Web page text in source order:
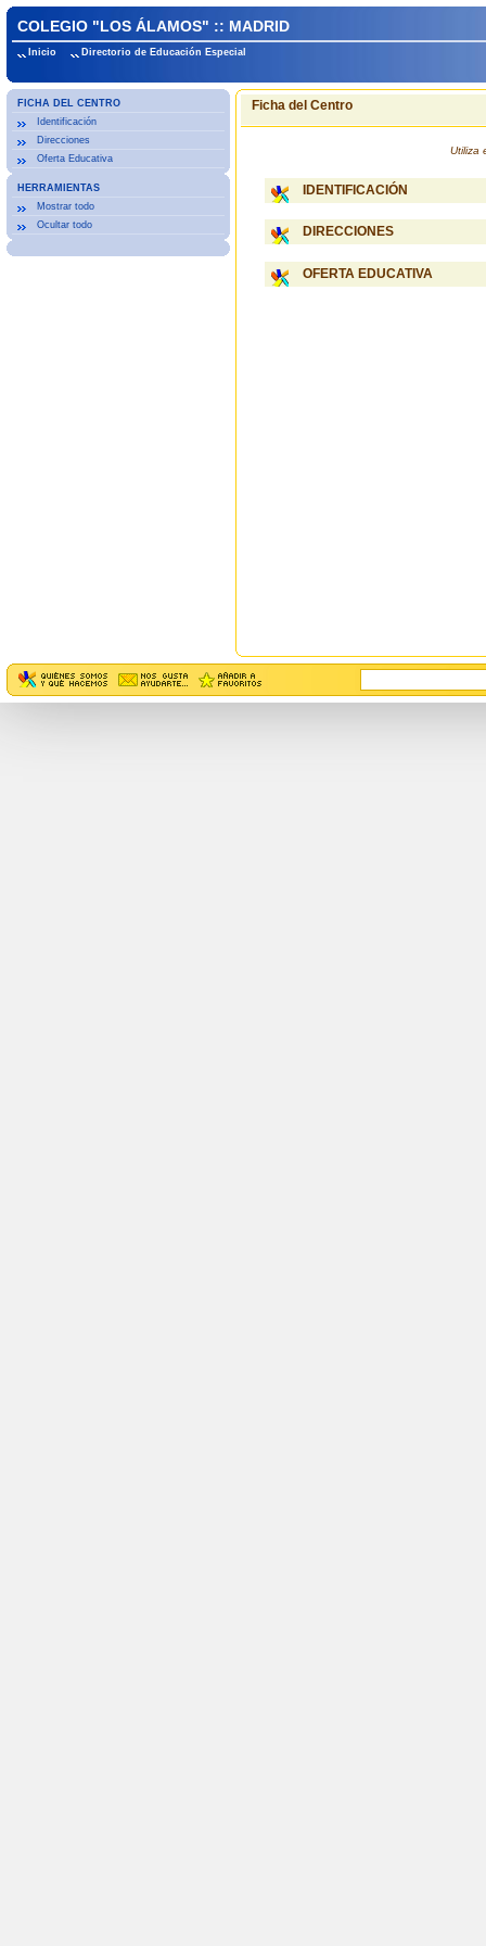
COLEGIO "LOS ÁLAMOS" :: MADRID
Inicio Directorio de Educación Especial
FICHA DEL CENTRO
Identificación
Direcciones
Oferta Educativa
HERRAMIENTAS
Mostrar todo
Ocultar todo
Ficha del Centro
Utiliza
IDENTIFICACIÓN
DIRECCIONES
OFERTA EDUCATIVA